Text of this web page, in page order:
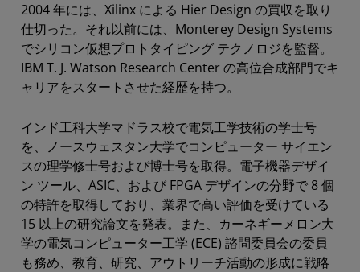
2004 年には、Xilinx による Hier Design の買収を取り
仕切った。それ以前には、Monterey Design Systems
でシリコン仮想プロトタイピング テクノロジを監督。
IBM T. J. Watson Research Center の高位合成部門でキ
ャリアをスタートさせた経歴を持つ。
インド工科大学マドラス校で電気工学技術の学士号
を、ノースウェスタン大学でコンピューター サイエン
スの理学修士号および博士号を取得。電子機器デザイ
ン ツール、ASIC、および FPGA デザインの分野で 8 個
の特許を取得しており、業界で高い評価を受けている
15 以上の研究論文を発表。また、カーネギーメロン大
学の電気コンピューター工学 (ECE) 諮問委員会の委員
も務め、教育、研究、アウトリーチ活動の形成に戦略